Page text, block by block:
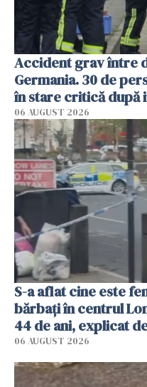
Accident grav între
Germania. 30 de
în stare critică după
06 AUGUST 2026
S-a aflat cine este
bărbați în centrul
44 de ani, explicat
06 AUGUST 2026